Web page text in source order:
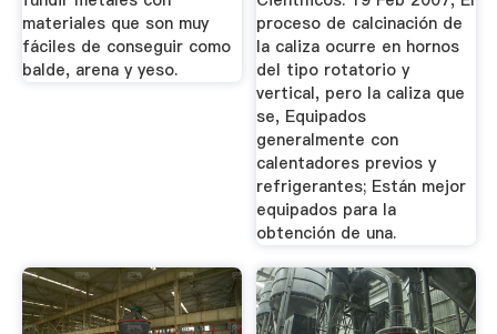
materiales que son muy
fáciles de conseguir como
balde, arena y yeso.
proceso de calcinación de
la caliza ocurre en hornos
del tipo rotatorio y
vertical, pero la caliza que
se, Equipados
generalmente con
calentadores previos y
refrigerantes; Están mejor
equipados para la
obtención de una.